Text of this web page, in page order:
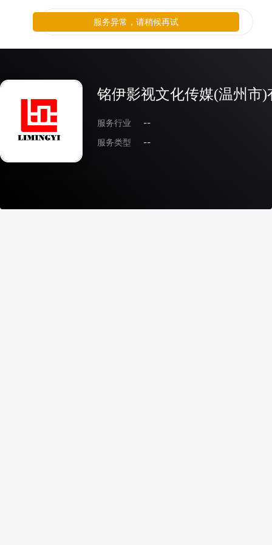
铭伊影视文化传媒(温州市)
服务行业
--
服务类型
--
服务异常，请稍候再试